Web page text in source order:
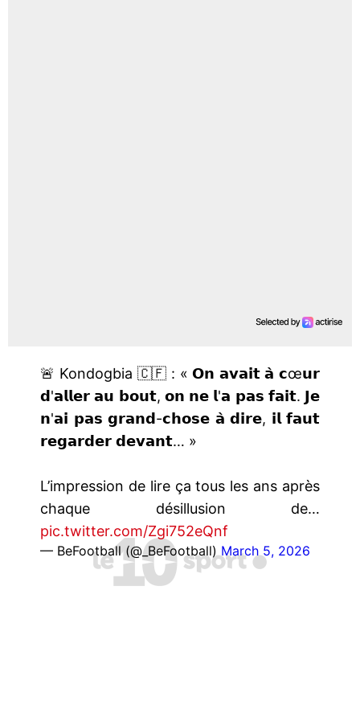
🚨 Kondogbia 🇨🇫 : « 𝗢𝗻 𝗮𝘃𝗮𝗶𝘁 𝗮̀ 𝗰œ𝘂𝗿
𝗱'𝗮𝗹𝗹𝗲𝗿 𝗮𝘂 𝗯𝗼𝘂𝘁, 𝗼𝗻 𝗻𝗲 𝗹'𝗮 𝗽𝗮𝘀 𝗳𝗮𝗶𝘁. 𝗝𝗲
𝗻'𝗮𝗶 𝗽𝗮𝘀 𝗴𝗿𝗮𝗻𝗱-𝗰𝗵𝗼𝘀𝗲 𝗮̀ 𝗱𝗶𝗿𝗲, 𝗶𝗹 𝗳𝗮𝘂𝘁
𝗿𝗲𝗴𝗮𝗿𝗱𝗲𝗿 𝗱𝗲𝘃𝗮𝗻𝘁… »
L’impression de lire ça tous les ans après
chaque désillusion de…
pic.twitter.com/Zgi752eQnf
— BeFootball (@_BeFootball) March 5, 2026